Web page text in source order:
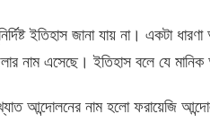
ইতিহাস জানা যায় না। একটা
নাম এসেছে। ইতিহাস বলে যে
আন্দোলনের নাম হলো ফরায়েজি